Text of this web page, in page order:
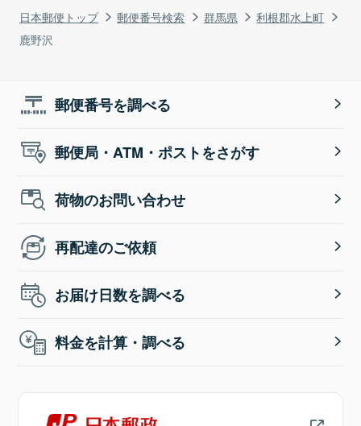
日本郵便トップ 郵便番号検索 群馬県
利根郡水上町
鹿野沢
郵便番号を調べる
郵便局・ATM・ポストをさがす
荷物のお問い合わせ
再配達のご依頼
お届け日数を調べる
料金を計算・調べる